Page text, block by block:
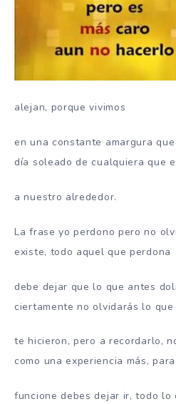
alejan, porque vivimos
en una constante amargura
día soleado de cualquiera que
a nuestro alrededor.
La frase yo perdono pero no
existe, todo aquel que perdona
debe dejar que lo que antes
ciertamente no olvidarás lo que
te hicieron, pero a recordarlo,
como una experiencia más,
funcione debes dejar ir, todo